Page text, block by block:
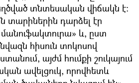
տնտեսական վիճակն է:
տարիներին դարձել էր
և, ըստ
հիսուն տոկոսով
այժմ հումքի շուկայում
ավելցուկ, որովհետև